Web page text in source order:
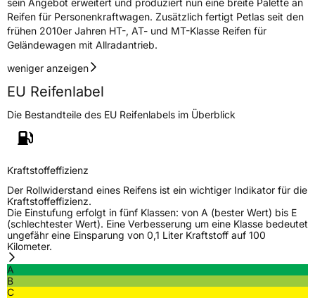
EPREL ID499315
Allgemeine Produktsicherheit (GPSR)
Herstellerkontakt
5632CW Eindhoven Niederlande,
label@petlas.com.tr
Reifen für Personenkraftwagen. Zusätzlich fertigt Petlas seit den
frühen 2010er Jahren HT-, AT- und MT-Klasse Reifen für
Geländewagen mit Allradantrieb.
weniger anzeigen
EU Reifenlabel
Die Bestandteile des EU Reifenlabels im Überblick
Kraftstoffeffizienz
Der Rollwiderstand eines Reifens ist ein wichtiger Indikator für die
Kraftstoffeffizienz.
Die Einstufung erfolgt in fünf Klassen: von A (bester Wert) bis E
(schlechtester Wert). Eine Verbesserung um eine Klasse bedeutet
ungefähr eine Einsparung von 0,1 Liter Kraftstoff auf 100
Kilometer.
A
B
C